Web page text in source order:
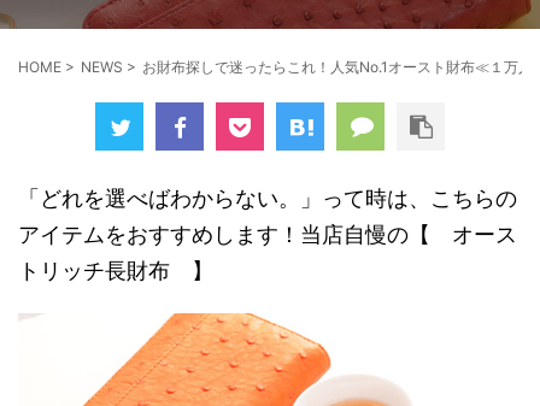
HOME > NEWS > お財布探しで迷ったらこれ！人気No.1オースト財布≪１万
「どれを選べばわからない。」って時は、こちらの
アイテムをおすすめします！当店自慢の【 オース
トリッチ長財布 】